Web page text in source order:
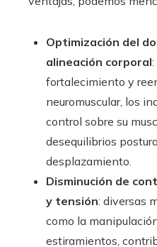
Optimización del
alineación corporal
fortalecimiento y
neuromuscular, los
control sobre su
desequilibrios
desplazamiento.
Disminución de
y tensión: diversas
como la
estiramientos,